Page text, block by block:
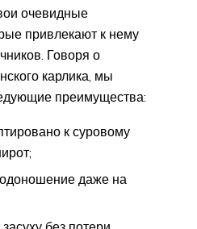
очевидные
привлекают к нему
Говоря о
карлика, мы
преимущества:
к суровому
даже на